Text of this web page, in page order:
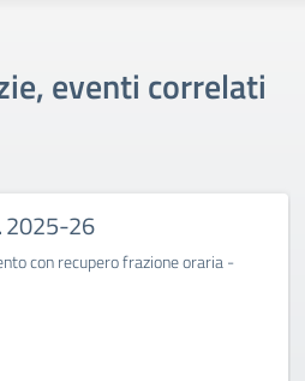
eventi correlati
2025-26
con recupero frazione oraria -